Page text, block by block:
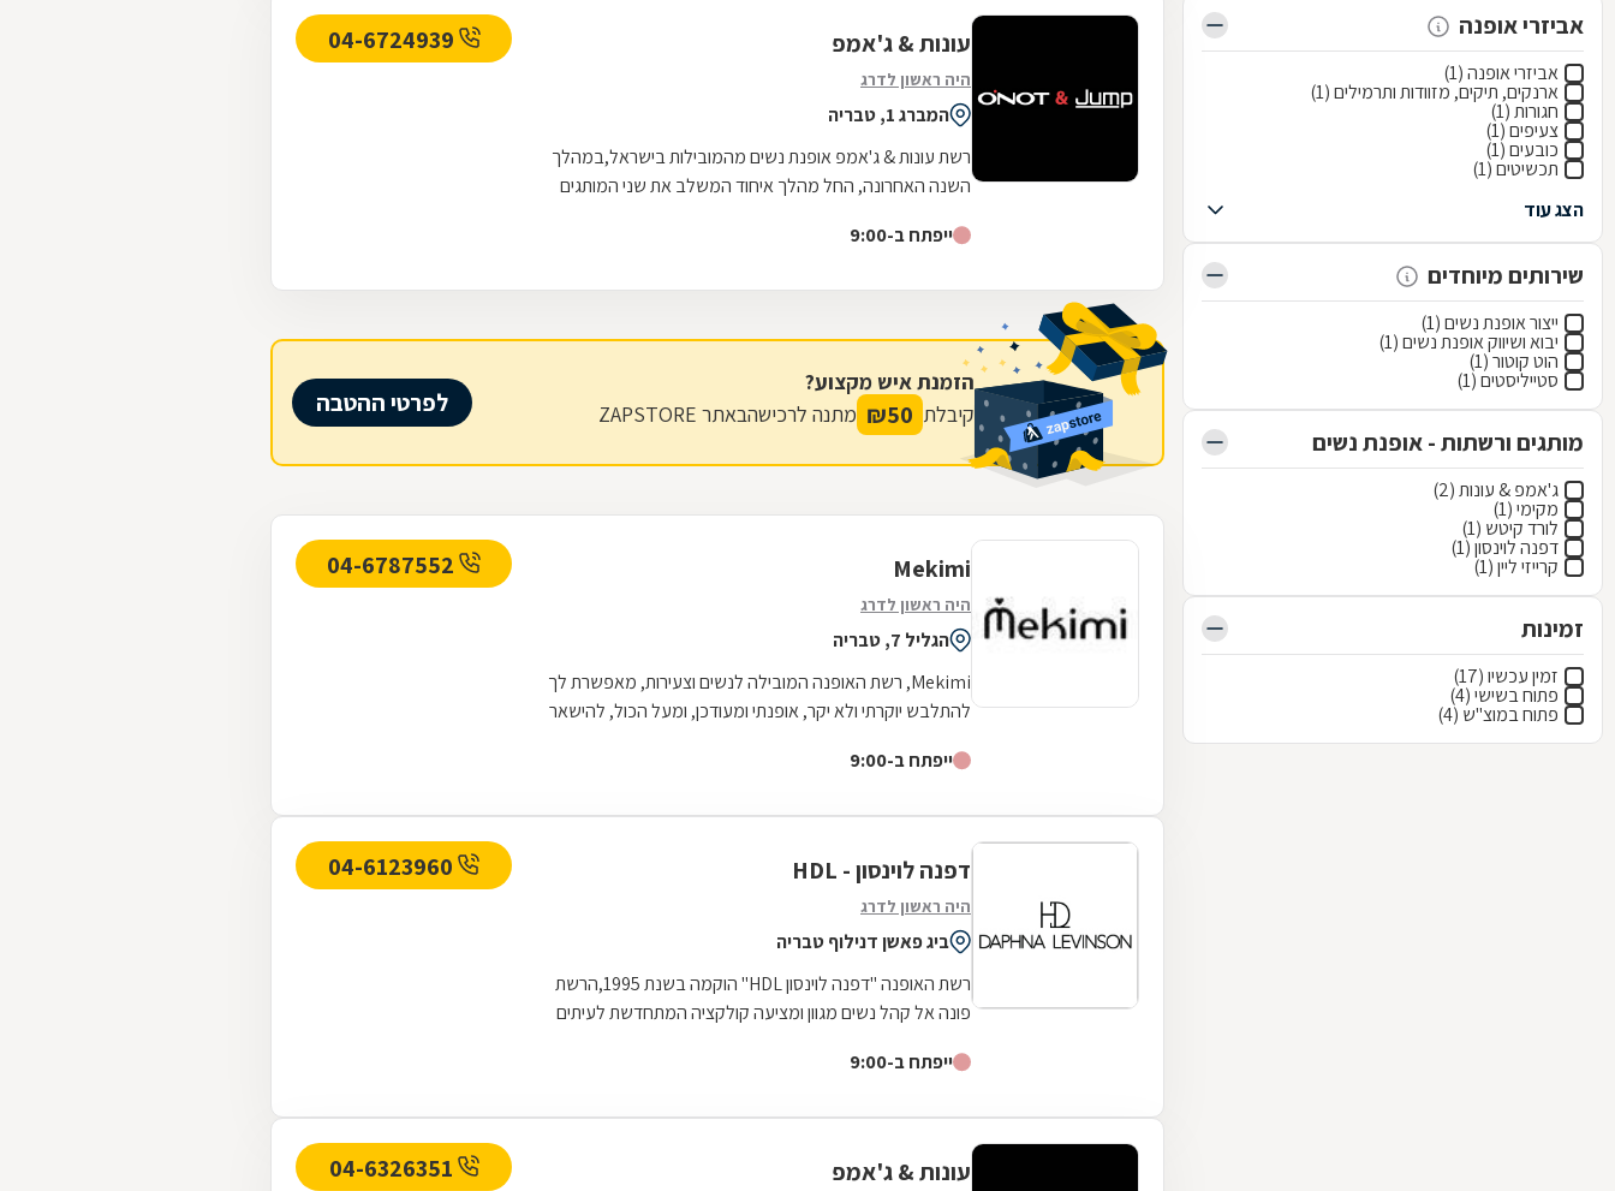
אביזרי אופנה
אביזרי אופנה (1)
ארנקים, תיקים, מזוודות ותרמילים (1)
חגורות (1)
צעיפים (1)
כובעים (1)
תכשיטים (1)
הצג עוד
שירותים מיוחדים
ייצור אופנת נשים (1)
יבוא ושיווק אופנת נשים (1)
הוט קוטור (1)
סטייליסטים (1)
מותגים ורשתות - אופנת נשים
ג'אמפ & עונות (2)
מקימי (1)
לורד קיטש (1)
דפנה לוינסון (1)
קרייזי ליין (1)
זמינות
זמין עכשיו (17)
פתוח בשישי (4)
פתוח במוצ"ש (4)
עונות & ג'אמפ
היה ראשון לדרג
המברג 1, טבריה
רשת עונות & ג'אמפ אופנת נשים מהמובילות בישראל,במהלך
השנה האחרונה, החל מהלך איחוד המשלב את שני המותגים
ייפתח ב-9:00
הזמנת איש מקצוע?
קיבלת 50
₪ מתנה לרכישהבאתר ZAPSTORE לפרטי ההטבה
Mekimi
היה ראשון לדרג
הגליל 7, טבריה
Mekimi, רשת האופנה המובילה לנשים וצעירות, מאפשרת לך
להתלבש יוקרתי ולא יקר, אופנתי ומעודכן, ומעל הכול, להישאר
ייפתח ב-9:00
דפנה לוינסון - HDL
היה ראשון לדרג
ביג פאשן דנילוף טבריה
רשת האופנה "דפנה לוינסון HDL" הוקמה בשנת 1995,הרשת
פונה אל קהל נשים מגוון ומציעה קולקציה המתחדשת לעיתים
ייפתח ב-9:00
עונות & ג'אמפ